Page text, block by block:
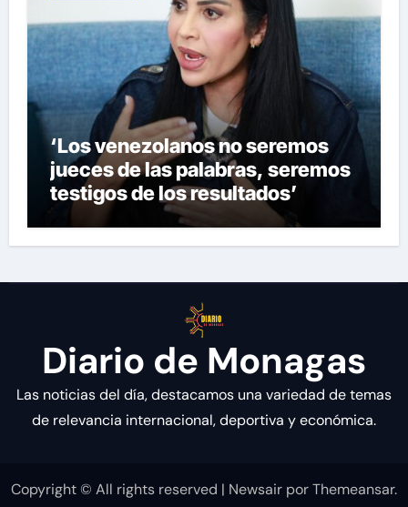
‘Los venezolanos no seremos
jueces de las palabras, seremos
testigos de los resultados’
Diario de Monagas
Las noticias del día, destacamos una variedad de temas
de relevancia internacional, deportiva y económica.
Copyright © All rights reserved | Newsair porThemeansar.